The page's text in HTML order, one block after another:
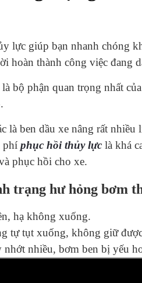
lực giúp bạn nhanh chóng
hoàn thành công việc đang
bộ phận quan trọng nhất
là ben dầu xe nâng rất
phí phục hồi thủy lựclà khá
phục hồi cho xe.
trạng hư hỏng bơm
hạ không xuống.
tự tụt xuống, không giữ
nhớt nhiều, bơm ben bị yếu